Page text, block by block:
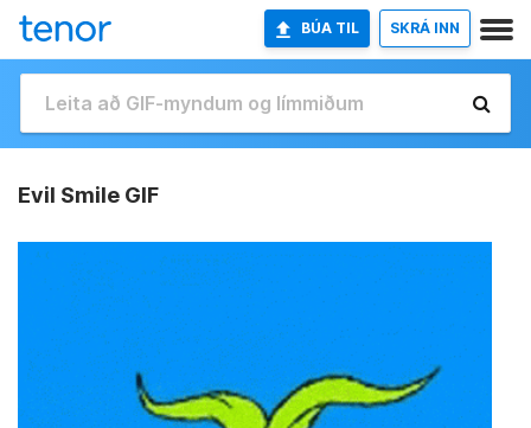
BÚA TIL SKRÁ INN
Evil Smile GIF